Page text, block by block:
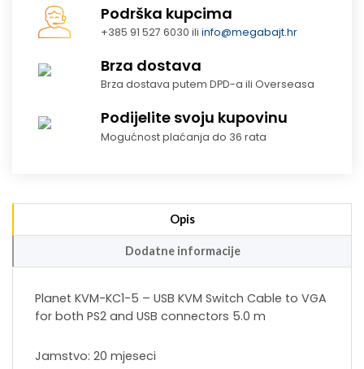
Podrška kupcima
+385 91 527 6030 iliinfo@megabajt.hr
Brza dostava
Brza dostava putem DPD-a ili Overseasa
Podijelite svoju kupovinu
Mogućnost plaćanja do 36 rata
Opis
Dodatne informacije
Planet KVM-KC1-5 – USB KVM Switch Cable to VGA
for both PS2 and USB connectors 5.0 m
Jamstvo: 20 mjeseci